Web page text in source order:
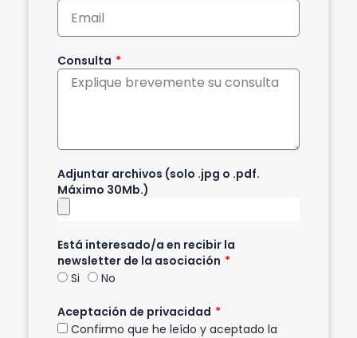
Consulta
Adjuntar archivos (solo .jpg o .pdf.
Máximo 30Mb.)
Está interesado/a en recibir la
newsletter de la asociación
Si
No
Aceptación de privacidad
Confirmo que he leído y aceptado la